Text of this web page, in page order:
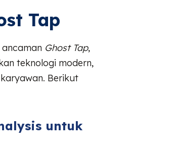
Tap
Ghost Tap,
teknologi modern,
Berikut
untuk